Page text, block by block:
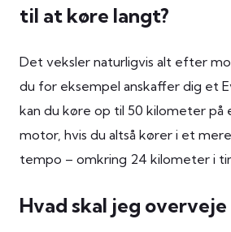
til at køre langt?
Det veksler naturligvis alt efter
du for eksempel anskaffer dig et
kan du køre op til 50 kilometer på
motor, hvis du altså kører i et
tempo – omkring 24 kilometer i
Hvad skal jeg